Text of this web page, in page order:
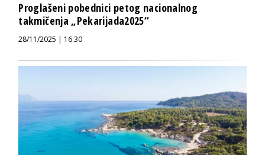
Proglašeni pobednici petog nacionalnog
takmičenja „Pekarijada2025“
28/11/2025 | 16:30